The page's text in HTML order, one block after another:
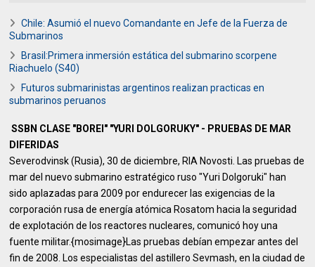
Chile: Asumió el nuevo Comandante en Jefe de la Fuerza de
Submarinos
Brasil:Primera inmersión estática del submarino scorpene
Riachuelo (S40)
Futuros submarinistas argentinos realizan practicas en
submarinos peruanos
SSBN CLASE "BOREI" "YURI DOLGORUKY" - PRUEBAS DE MAR
DIFERIDAS
Severodvinsk (Rusia), 30 de diciembre, RIA Novosti. Las pruebas de
mar del nuevo submarino estratégico ruso "Yuri Dolgoruki" han
sido aplazadas para 2009 por endurecer las exigencias de la
corporación rusa de energía atómica Rosatom hacia la seguridad
de explotación de los reactores nucleares, comunicó hoy una
fuente militar.{mosimage}Las pruebas debían empezar antes del
fin de 2008. Los especialistas del astillero Sevmash, en la ciudad de